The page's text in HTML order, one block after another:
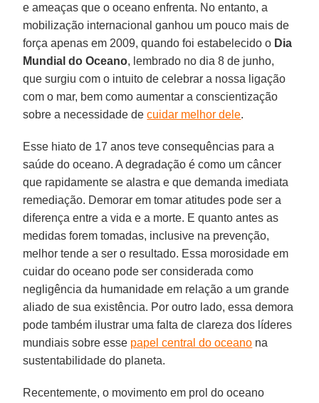
e ameaças que o oceano enfrenta. No entanto, a
mobilização internacional ganhou um pouco mais de
força apenas em 2009, quando foi estabelecido o Dia
Mundial do Oceano, lembrado no dia 8 de junho,
que surgiu com o intuito de celebrar a nossa ligação
com o mar, bem como aumentar a conscientização
sobre a necessidade decuidar melhor dele.
Esse hiato de 17 anos teve consequências para a
saúde do oceano. A degradação é como um câncer
que rapidamente se alastra e que demanda imediata
remediação. Demorar em tomar atitudes pode ser a
diferença entre a vida e a morte. E quanto antes as
medidas forem tomadas, inclusive na prevenção,
melhor tende a ser o resultado. Essa morosidade em
cuidar do oceano pode ser considerada como
negligência da humanidade em relação a um grande
aliado de sua existência. Por outro lado, essa demora
pode também ilustrar uma falta de clareza dos líderes
mundiais sobre esse papel central do oceano na
sustentabilidade do planeta.
Recentemente, o movimento em prol do oceano